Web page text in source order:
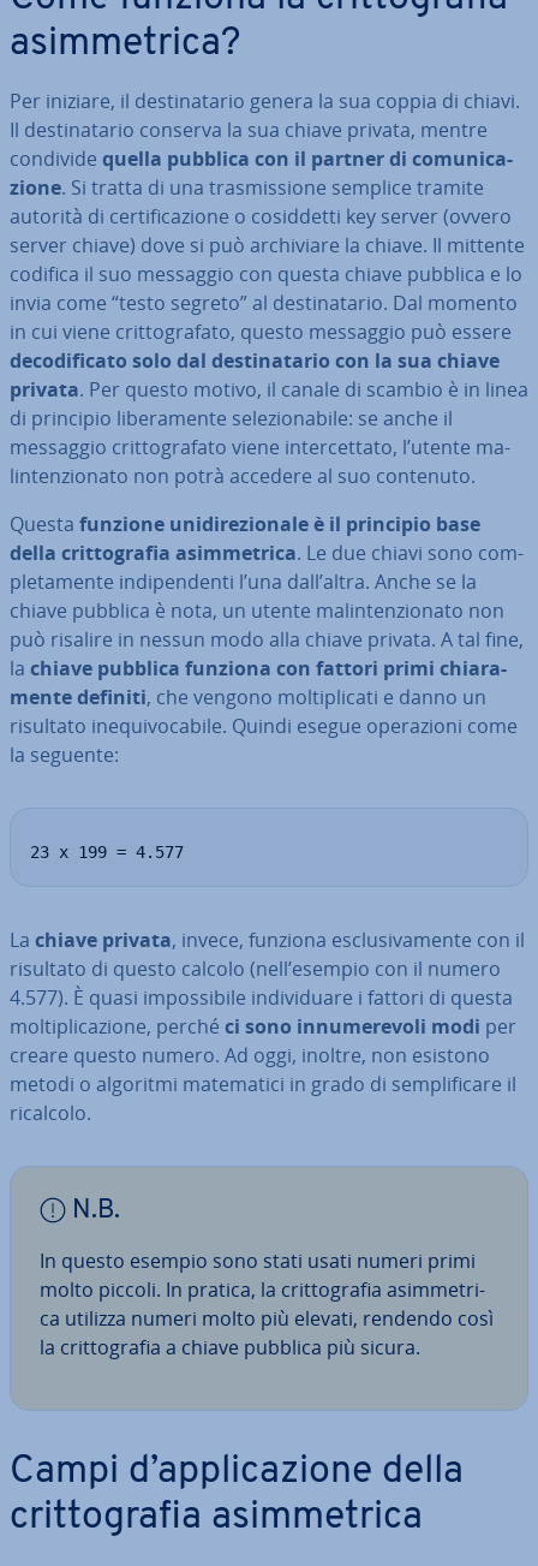
asim­me­tri­ca?
Per iniziare, il de­sti­na­ta­rio genera la sua coppia di chiavi.
Il de­sti­na­ta­rio conserva la sua chiave privata, mentre
condivide quella pubblica con il partner di co­mu­ni­ca­
zio­ne. Si tratta di una tra­smis­sio­ne semplice tramite
autorità di cer­ti­fi­ca­zio­ne o co­sid­det­ti key server (ovvero
server chiave) dove si può ar­chi­via­re la chiave. Il mittente
codifica il suo messaggio con questa chiave pubblica e lo
invia come “testo segreto” al de­sti­na­ta­rio. Dal momento
in cui viene crit­to­gra­fa­to, questo messaggio può essere
de­co­di­fi­ca­to solo dal de­sti­na­ta­rio con la sua chiave
privata. Per questo motivo, il canale di scambio è in linea
di principio li­be­ra­men­te se­le­zio­na­bi­le: se anche il
messaggio crit­to­gra­fa­to viene in­ter­cet­ta­to, l’utente ma­
lin­ten­zio­na­to non potrà accedere al suo contenuto.
Questa funzione uni­di­re­zio­na­le è il principio base
della crit­to­gra­fia asim­me­tri­ca. Le due chiavi sono com­
ple­ta­men­te in­di­pen­den­ti l’una dall’altra. Anche se la
chiave pubblica è nota, un utente ma­lin­ten­zio­na­to non
può risalire in nessun modo alla chiave privata. A tal fine,
la chiave pubblica funziona con fattori primi chia­ra­
men­te definiti, che vengono mol­ti­pli­ca­ti e danno un
risultato ine­qui­vo­ca­bi­le. Quindi esegue ope­ra­zio­ni come
la seguente:
23 x 199 = 4.577
La chiave privata, invece, funziona esclu­si­va­men­te con il
risultato di questo calcolo (nell’esempio con il numero
4.577). È quasi im­pos­si­bi­le in­di­vi­dua­re i fattori di questa
mol­ti­pli­ca­zio­ne, perché ci sono in­nu­me­re­vo­li modi per
creare questo numero. Ad oggi, inoltre, non esistono
metodi o algoritmi ma­te­ma­ti­ci in grado di sem­pli­fi­ca­re il
ricalcolo.
N.B.
In questo esempio sono stati usati numeri primi
molto piccoli. In pratica, la crit­to­gra­fia asim­me­tri­
ca utilizza numeri molto più elevati, rendendo così
la crit­to­gra­fia a chiave pubblica più sicura.
Campi d’ap­pli­ca­zio­ne della
crit­to­gra­fia asim­me­tri­ca